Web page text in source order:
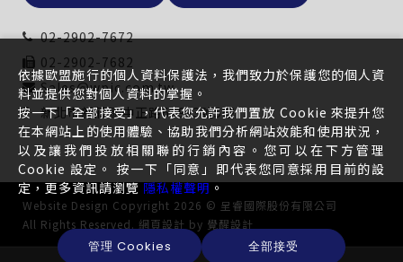
02-2902-7672
02-2902-7682
Sales@wpic.com.tw
新北市新莊區中正路649-3號5樓
Website Design Copyright 2026 © 呈睿國際股份有限公司
All Rights Reserved. 網頁設計 by 覺醒設計
依據歐盟施行的個人資料保護法，我們致力於保護您的個人資
料並提供您對個人資料的掌握。
按一下「全部接受」，代表您允許我們置放 Cookie 來提升您
在本網站上的使用體驗、協助我們分析網站效能和使用狀況，
以及讓我們投放相關聯的行銷內容。您可以在下方管理
Cookie 設定。 按一下「同意」即代表您同意採用目前的設
定，更多資訊請瀏覽隱私權聲明。
管理 Cookies 全部接受